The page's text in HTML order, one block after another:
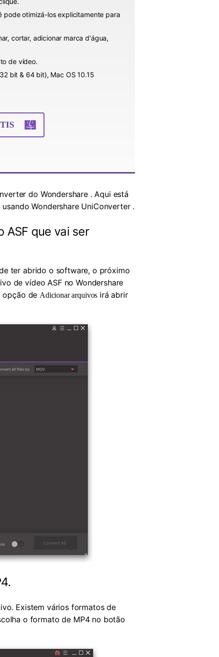
pode otimizá-los explicitamente para
cortar, adicionar marca d'água,
de vídeo.
bit & 64 bit), Mac OS 10.15
do Wondershare . Aqui está
Wondershare UniConverter .
ASF que vai ser
ter abrido o software, o próximo
de vídeo ASF no Wondershare
opção deAdicionar arquivos irá abrir
Existem vários formatos de
o formato de MP4 no botão